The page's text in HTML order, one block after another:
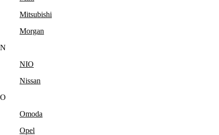
Mitsubishi
Morgan
N
NIO
Nissan
O
Omoda
Opel